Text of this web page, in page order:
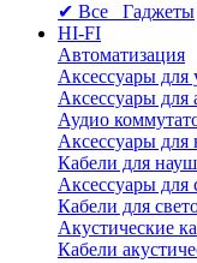
✔ Все Гаджеты
HI-FI
Автоматизация
Аксессуары для
Аксессуары для
Аудио
Аксессуары для
Кабели для
Аксессуары для
Кабели для
Акустические
Кабели